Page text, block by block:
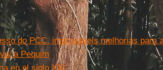
do PCC, improváveis melhorias para
a Pequim
en el siglo XXI